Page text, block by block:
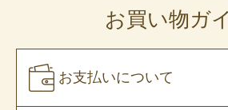
お買い物ガ
お支払いについて